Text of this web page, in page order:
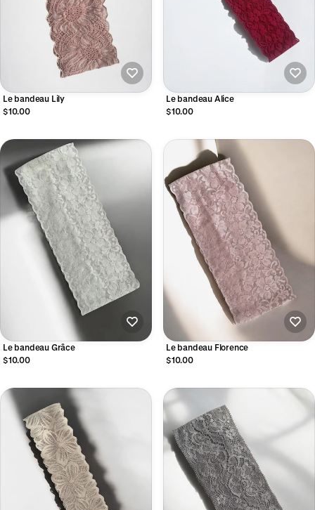
Le bandeau Lily
$10.00
Le bandeau Alice
$10.00
Le bandeau Grâce
$10.00
Le bandeau Florence
$10.00